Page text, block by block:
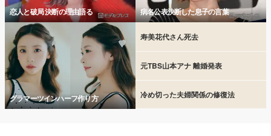
恋人と破局 決断の理由語る 病名公表決断した息子の言葉
グラマーツインハーフ作り方
寿美花代さん死去
元TBS山本アナ 離婚発表
冷め切った夫婦関係の修復法